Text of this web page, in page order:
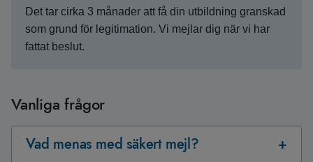
Det tar cirka 3 månader att få din utbildning granskad
som grund för legitimation. Vi mejlar dig när vi har
fattat beslut.
Vanliga frågor
Vad menas med säkert mejl?